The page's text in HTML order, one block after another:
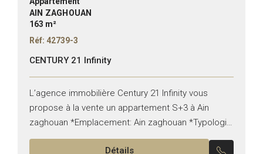
AIN ZAGHOUAN
163 m²
Réf: 42739-3
CENTURY 21 Infinity
L’agence immobilière Century 21 Infinity vous
propose à la vente un appartement S+3 à Ain
zaghouan *Emplacement: Ain zaghouan *Typologie:
S+3 *Superficie: 163 m² *État: meublé Il est
composé de: -Un salon,...
Détails